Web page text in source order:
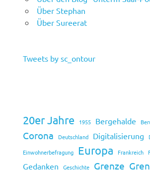
Über Stephan
Über Sureerat
Tweets by sc_ontour
20er Jahre 1955 Bergehalde
Corona Deutschland Digitalisierung
Einwohnerbefragung
Europa Frankreich
Gedanken Geschichte Grenze